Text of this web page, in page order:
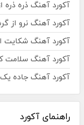
آکورد آهنگ ذره ذره
آکورد آهنگ نرو از
آکورد آهنگ شکایت
آکورد آهنگ سلامت
آکورد آهنگ جاده
راهنمای آکورد